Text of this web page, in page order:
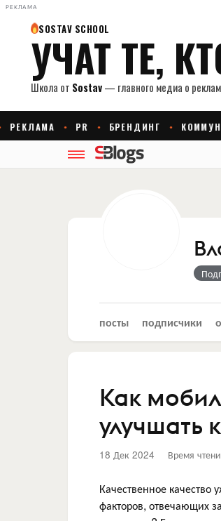
РЕКЛАМА
посты подписчики
Как
улучшать
18 Дек 2024 Время
Качественное
факторов, отвечающих